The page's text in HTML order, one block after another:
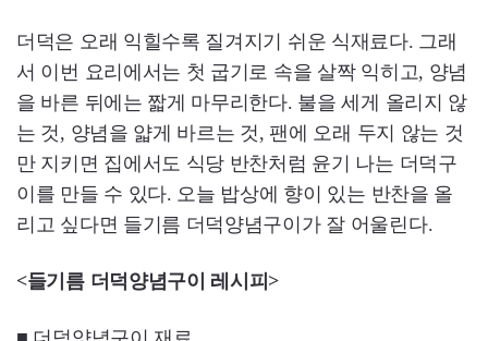
더덕은 오래 익힐수록 질겨지기 쉬운 식재료다. 그래
서 이번 요리에서는 첫 굽기로 속을 살짝 익히고, 양념
을 바른 뒤에는 짧게 마무리한다. 불을 세게 올리지 않
는 것, 양념을 얇게 바르는 것, 팬에 오래 두지 않는 것
만 지키면 집에서도 식당 반찬처럼 윤기 나는 더덕구
이를 만들 수 있다. 오늘 밥상에 향이 있는 반찬을 올
리고 싶다면 들기름 더덕양념구이가 잘 어울린다.
<들기름 더덕양념구이 레시피>